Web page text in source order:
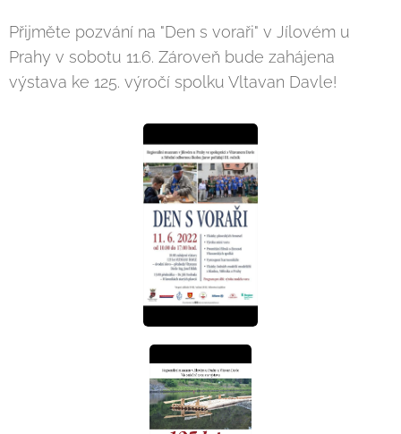
Přijměte pozvání na "Den s voraři" v Jílovém u
Prahy v sobotu 11.6. Zároveň bude zahájena
výstava ke 125. výročí spolku Vltavan Davle!